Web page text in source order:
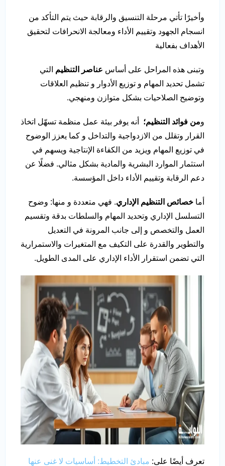
وأخيرًا تأتي مرحلة التنسيق والرقابة حيث يتم التأكد من
انسجام الجهود وتقييم الأداء ومعالجة الانحرافات لتحقيق
الأهداف بفعالية
وتبنى هذه المراحل على أساس عناصر التنظيم التي
تشمل تحديد المهام و توزيع الأدوار و تنظيم العلاقات
وتوضيح الصلاحيات بشكل متوازن ومنهجي.
ومن فوائد التنظيم؛
أنه يوفر بيئة عمل منظمة تسهّل اتخاذ
القرار وتقلل من الازدواجية والتداخل و كما يعزز الوضوح
في توزيع المهام ويزيد من الكفاءة الإنتاجية ويسهم في
استثمار الموارد البشرية والمادية بشكل مثالي. فضلًا عن
دعم الرقابة وتقييم الأداء داخل المؤسسة.
أما خصائص التنظيم الإداري. فهي متعددة و منها: وضوح
التسلسل الإداري وتحديد المهام والسلطات بدقة وتقسيم
العمل والتخصص و إلى جانب المرونة في التعديل
والتطوير والقدرة على التكيف مع المتغيرات والاستمرارية
التي تضمن استقرار الأداء الإداري على المدى الطويل.
تعرف أيضًا على: مبادئ التخطيط: أساسيات لا غنى عنها